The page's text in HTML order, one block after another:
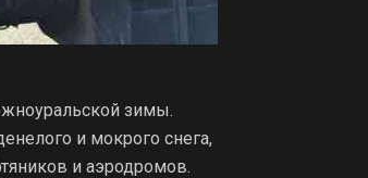
зимы.
и мокрого снега,
и аэродромов.